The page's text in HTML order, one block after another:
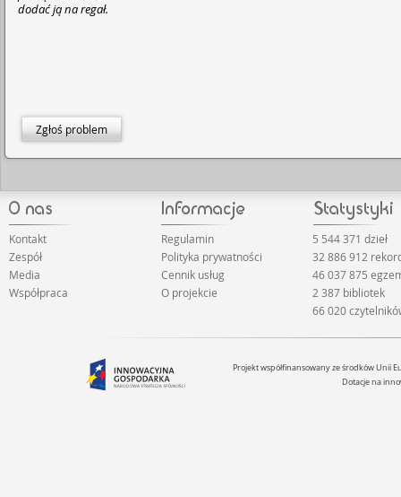
dodać ją na regał.
Zgłoś problem
Kontakt
Zespół
Media
Współpraca
Regulamin
Polityka prywatności
Cennik usług
O projekcie
5 544 371 dzieł
32 886 912
46 037 875
2 387 bibliotek
66 020
Projekt współfinansowany ze środków Unii
Dotacje na